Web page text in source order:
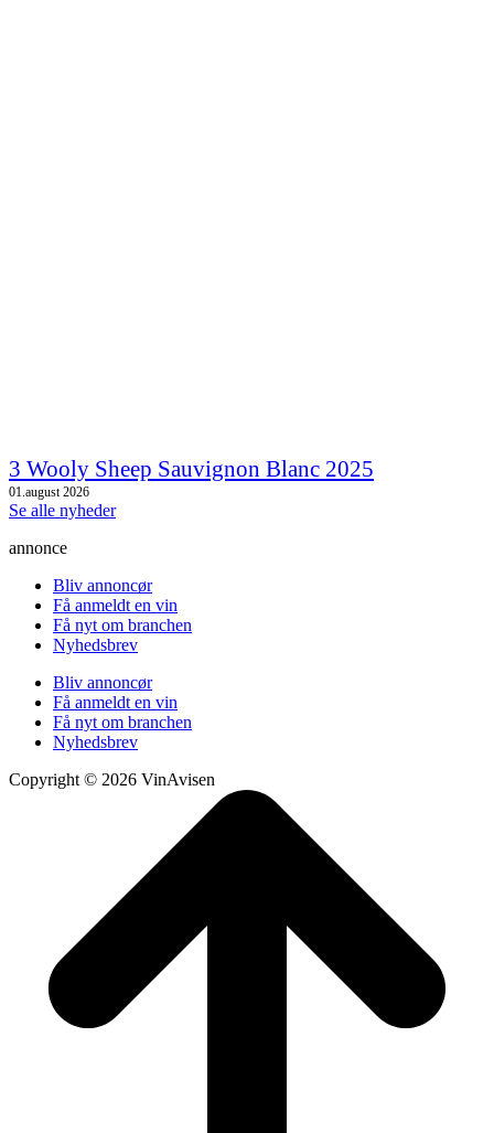
3 Wooly Sheep Sauvignon Blanc 2025
01.august 2026
Se alle nyheder
annonce
Bliv annoncør
Få anmeldt en vin
Få nyt om branchen
Nyhedsbrev
Bliv annoncør
Få anmeldt en vin
Få nyt om branchen
Nyhedsbrev
Copyright © 2026 VinAvisen